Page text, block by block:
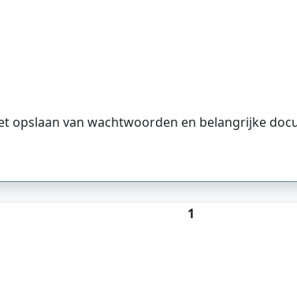
opslaan van wachtwoorden en belangrijke
1